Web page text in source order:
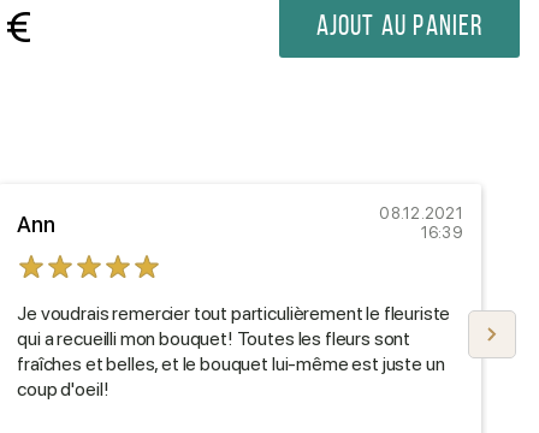
€ Ajout au panier
Ann
08.12.2021
16:39
Je voudrais remercier tout particulièrement le fleuriste
qui a recueilli mon bouquet! Toutes les fleurs sont
fraîches et belles, et le bouquet lui-même est juste un
coup d'oeil!